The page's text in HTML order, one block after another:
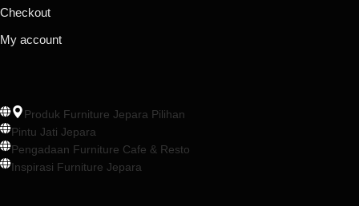
Checkout
My account
Produk Furniture Jepara Pilihan
Pintu Jati Jepara
Pengadaan Furniture Cafe & Resto
Inspirasi Furniture Jepara